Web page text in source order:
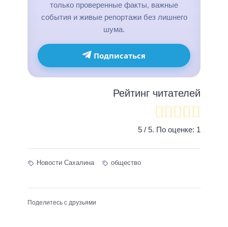
только проверенные факты, важные
события и живые репортажи без лишнего
шума.
Подписаться
Рейтинг читателей
5 / 5. По оценке: 1
Новости Сахалина общество
Поделитесь с друзьями